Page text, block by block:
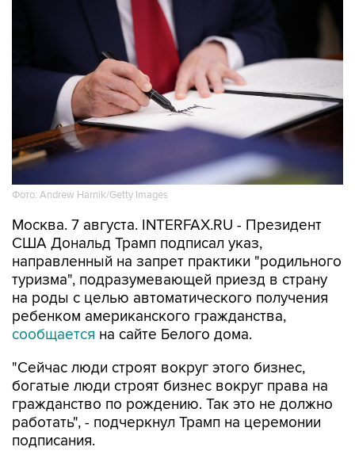
Фото: Andrew Harnik/Getty Images
Москва. 7 августа. INTERFAX.RU - Президент
США Дональд Трамп подписал указ,
направленный на запрет практики "родильного
туризма", подразумевающей приезд в страну
на роды с целью автоматического получения
ребенком американского гражданства,
сообщается на сайте Белого дома.
"Сейчас люди строят вокруг этого бизнес,
богатые люди строят бизнес вокруг права на
гражданство по рождению. Так это не должно
работать", - подчеркнул Трамп на церемонии
подписания.